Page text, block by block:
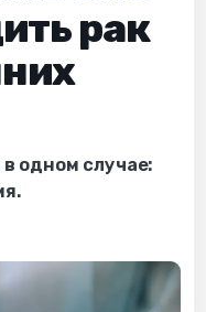
рак
одном случае: